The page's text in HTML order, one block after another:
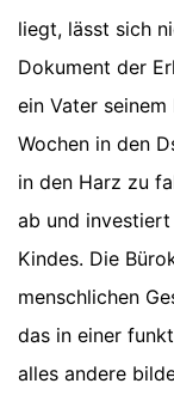
liegt, lässt sich
Dokument der
ein Vater
Wochen in den
in den Harz zu
ab und
Kindes. Die
menschlichen
das in einer
alles andere